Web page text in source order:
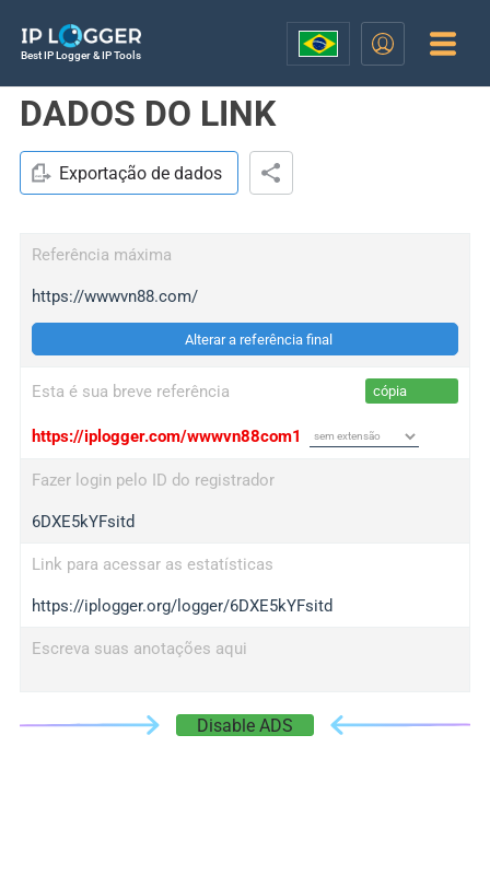
Best IP Logger & IP Tools
DADOS DO LINK
Exportação de dados
Referência máxima
https://wwwvn88.com/
Alterar a referência final
Esta é sua breve referência cópia
https://iplogger.com/wwwvn88com1
Fazer login pelo ID do registrador
6DXE5kYFsitd
Link para acessar as estatísticas
https://iplogger.org/logger/6DXE5kYFsitd
Escreva suas anotações aqui
Disable ADS